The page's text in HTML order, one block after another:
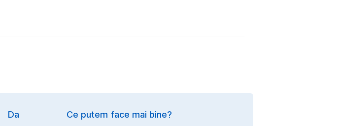
Da Ce putem face mai bine?